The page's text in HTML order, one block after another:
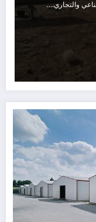
والتجاري.…